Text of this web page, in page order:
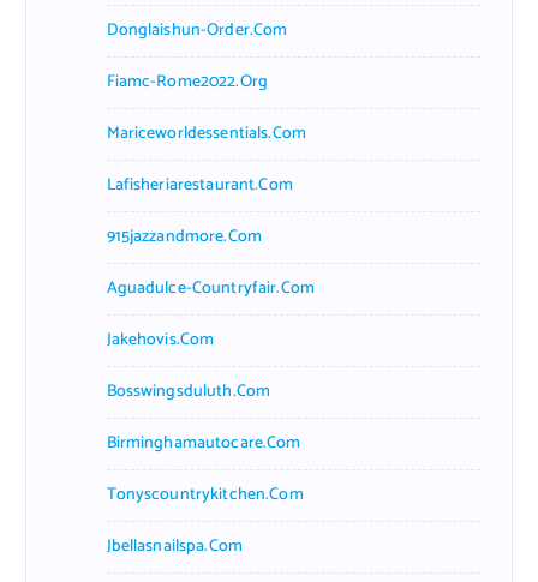
Donglaishun-Order.com
Fiamc-Rome2022.org
Mariceworldessentials.com
Lafisheriarestaurant.com
915jazzandmore.com
Aguadulce-Countryfair.com
Jakehovis.com
Bosswingsduluth.com
Birminghamautocare.com
Tonyscountrykitchen.com
Jbellasnailspa.com